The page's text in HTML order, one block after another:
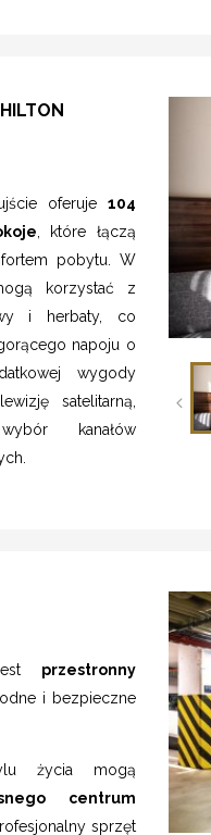
oferuje 104
, które łączą
pobytu. W
korzystać z
i herbaty, co
napoju o
wygody
satelitarną,
kanałów
przestronny
i bezpieczne
życia mogą
centrum
sprzęt